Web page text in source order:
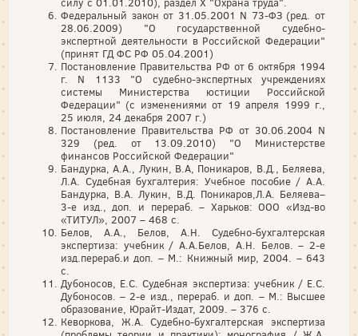
Федеральный закон от 31.05.2001 N 73-ФЗ (ред. от
28.06.2009) "О государственной судебно-
экспертной деятельности в Российской Федерации"
(принят ГД ФС РФ 05.04.2001)
Постановление Правительства РФ от 6 октября 1994
г. N 1133 "О судебно-экспертных учреждениях
системы Министерства юстиции Российской
Федерации" (с изменениями от 19 апреля 1999 г.,
25 июля, 24 декабря 2007 г.)
Постановление Правительства РФ от 30.06.2004 N
329 (ред. от 13.09.2010) "О Министерстве
финансов Российской Федерации"
Бандурка, А.А., Лукин, В.А, Поникаров, В.Д., Беляева,
Л.А. Судебная бухгалтерия: Учебное пособие / А.А.
Бандурка, В.А. Лукин, В.Д. Поникаров,Л.А. Беляева–
3-е изд., доп. и перераб. – Харьков: ООО «Изд-во
«ТИТУЛ», 2007 – 468 с.
Белов, А.А., Белов, А.Н. Судебно-бухгалтерская
экспертиза: учебник / А.А.Белов, А.Н. Белов. – 2-е
изд.перераб.и доп. – М.: Книжный мир, 2004. – 643
с.
Дубоносов, Е.С. Судебная экспертиза: учебник / Е.С.
Дубоносов. – 2-е изд., перераб. и доп. – М.: Высшее
образование, Юрайт-Издат, 2009. – 376 с.
Кеворкова, Ж.А. Судебно-бухгалтерская экспертиза